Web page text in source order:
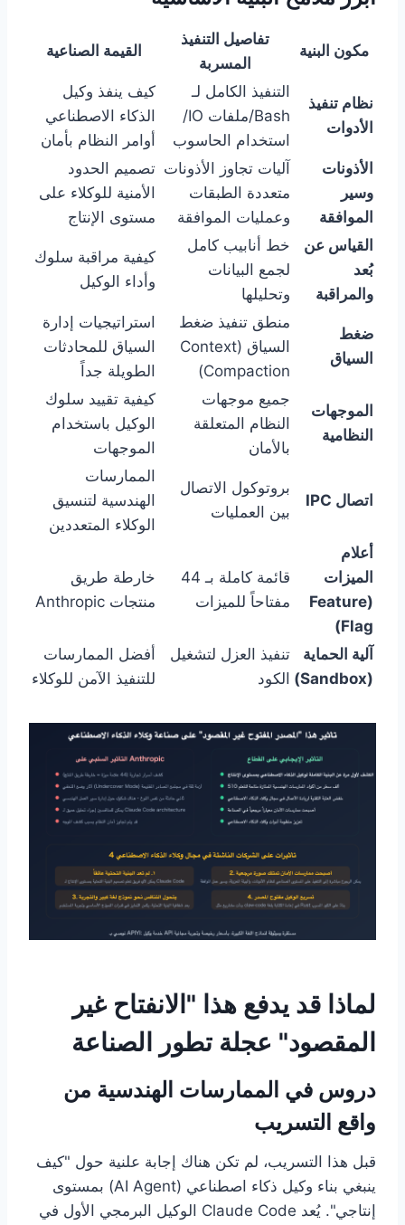
مكون البنية
تفاصيل التنفيذ
المسربة
القيمة الصناعية
نظام تنفيذ
الأدوات
التنفيذ الكامل لـ
Bash/ملفات IO/
استخدام الحاسوب
كيف ينفذ وكيل
الذكاء الاصطناعي
أوامر النظام بأمان
الأذونات
وسير
الموافقة
آليات تجاوز الأذونات
متعددة الطبقات
وعمليات الموافقة
تصميم الحدود
الأمنية للوكلاء على
مستوى الإنتاج
القياس عن
بُعد
والمراقبة
خط أنابيب كامل
لجمع البيانات
وتحليلها
كيفية مراقبة سلوك
وأداء الوكيل
ضغط
السياق
منطق تنفيذ ضغط
السياق (Context
Compaction)
استراتيجيات إدارة
السياق للمحادثات
الطويلة جداً
الموجهات
النظامية
جميع موجهات
النظام المتعلقة
بالأمان
كيفية تقييد سلوك
الوكيل باستخدام
الموجهات
اتصال IPC
بروتوكول الاتصال
بين العمليات
الممارسات
الهندسية لتنسيق
الوكلاء المتعددين
أعلام
الميزات
(Feature
Flag)
قائمة كاملة بـ 44
مفتاحاً للميزات
خارطة طريق
منتجات Anthropic
آلية الحماية
(Sandbox)
تنفيذ العزل لتشغيل
الكود
أفضل الممارسات
للتنفيذ الآمن للوكلاء
لماذا قد يدفع هذا "الانفتاح غير
المقصود" عجلة تطور الصناعة
دروس في الممارسات الهندسية من
واقع التسريب
قبل هذا التسريب، لم تكن هناك إجابة علنية حول "كيف
ينبغي بناء وكيل ذكاء اصطناعي (AI Agent) بمستوى
إنتاجي". يُعد Claude Code الوكيل البرمجي الأول في